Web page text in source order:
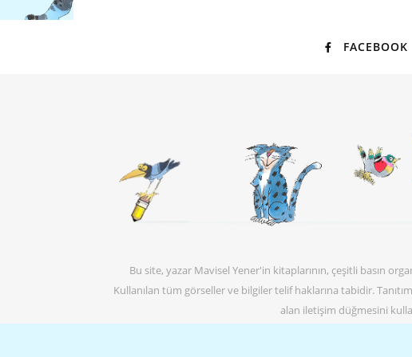
FACEBOOK
Bu site, yazar Mavisel Yener'in kitaplarının, çeşitli basın
Kullanılan tüm görseller ve bilgiler telif haklarına tabidir.
alan iletişim düğmesini